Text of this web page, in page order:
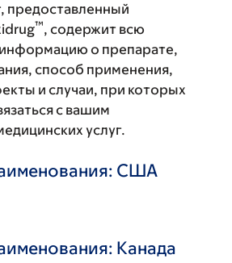
предоставленный
™, содержит всю
о препарате,
способ применения,
и случаи, при которых
с вашим
услуг.
США
Канада